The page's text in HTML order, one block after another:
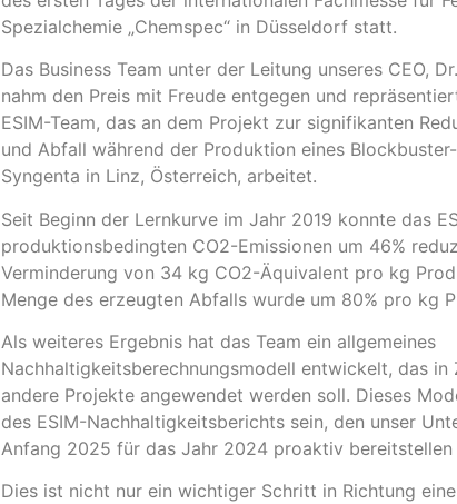
Spezialchemie „Chemspec“ in Düsseldorf statt.
Das Business Team unter der Leitung unseres CEO,
nahm den Preis mit Freude entgegen und
ESIM-Team, das an dem Projekt zur signifikanten
und Abfall während der Produktion eines
Syngenta in Linz, Österreich, arbeitet.
Seit Beginn der Lernkurve im Jahr 2019 konnte das
produktionsbedingten CO2-Emissionen um 46%
Verminderung von 34 kg CO2-Äquivalent pro kg
Menge des erzeugten Abfalls wurde um 80% pro kg
Als weiteres Ergebnis hat das Team ein allgemeines
Nachhaltigkeitsberechnungsmodell entwickelt, das in
andere Projekte angewendet werden soll. Dieses
des ESIM-Nachhaltigkeitsberichts sein, den unser
Anfang 2025 für das Jahr 2024 proaktiv bereitstellen
Dies ist nicht nur ein wichtiger Schritt in Richtung